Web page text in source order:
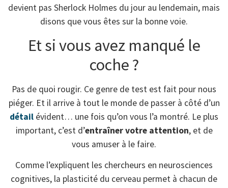
devient pas Sherlock Holmes du jour au lendemain, mais
disons que vous êtes sur la bonne voie.
Et si vous avez manqué le
coche ?
Pas de quoi rougir. Ce genre de test est fait pour nous
piéger. Et il arrive à tout le monde de passer à côté d’un
détail évident… une fois qu’on vous l’a montré. Le plus
important, c’est d’entraîner votre attention, et de
vous amuser à le faire.
Comme l’expliquent les chercheurs en neurosciences
cognitives, la plasticité du cerveau permet à chacun de